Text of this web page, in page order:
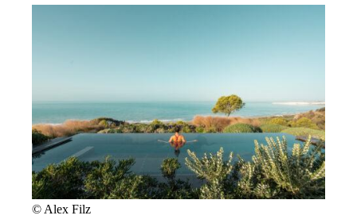
© Alex Filz